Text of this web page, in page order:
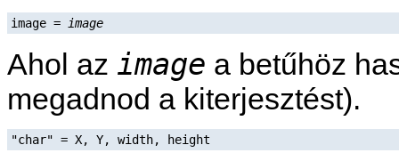
image = image
Ahol az image a betűhöz
megadnod a kiterjesztést).
"char" = X, Y, width, height